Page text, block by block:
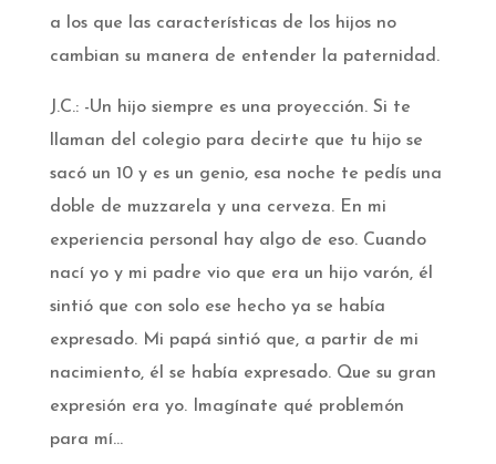
a los que las características de los hijos no
cambian su manera de entender la paternidad.
J.C.: -Un hijo siempre es una proyección. Si te
llaman del colegio para decirte que tu hijo se
sacó un 10 y es un genio, esa noche te pedís una
doble de muzzarela y una cerveza. En mi
experiencia personal hay algo de eso. Cuando
nací yo y mi padre vio que era un hijo varón, él
sintió que con solo ese hecho ya se había
expresado. Mi papá sintió que, a partir de mi
nacimiento, él se había expresado. Que su gran
expresión era yo. Imagínate qué problemón
para mí…